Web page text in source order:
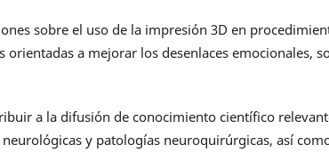
sobre el uso de la impresión 3D en
a mejorar los desenlaces emocionales,
a la difusión de conocimiento científico
y patologías neuroquirúrgicas, así